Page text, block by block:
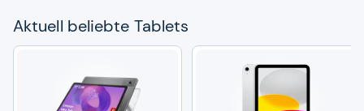
Aktu­ell beliebte Tablets